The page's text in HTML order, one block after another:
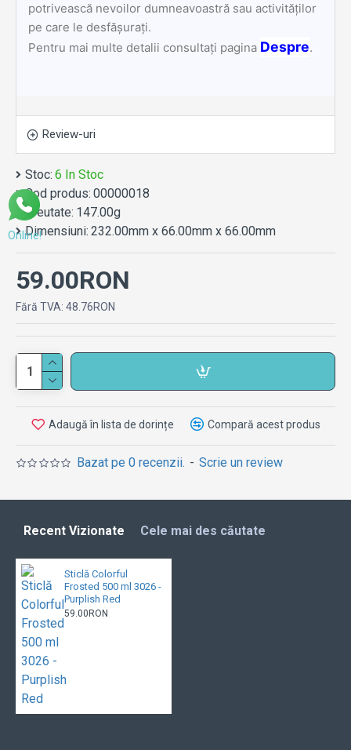
potrivească nevoilor dumneavoastră sau activităților
pe care le desfășurați.
Pentru mai multe detalii consultați pagina Despre.
Review-uri
Stoc: 6 In Stoc
Cod produs: 00000018
Greutate: 147.00g
Dimensiuni: 232.00mm x 66.00mm x 66.00mm
Bazat pe 0 recenzii. - Scrie un review
59.00RON
Fără TVA: 48.76RON
Adaugă în lista de dorințe Compară acest produs
Recent Vizionate Cele mai des căutate
Sticlă Colorful
Frosted 500 ml 3026 -
Purplish Red
59.00RON
Online!